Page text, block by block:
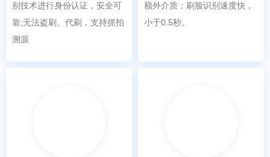
别技术进行身份认证，安全可
靠;无法盗刷、代刷，支持抓拍
溯源
额外介质；刷脸识别速度快，
小于0.5秒。